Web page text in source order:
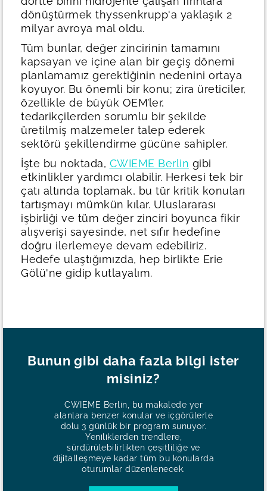
dönüştürmek thyssenkrupp'a yaklaşık 2
milyar avroya mal oldu.
Tüm bunlar, değer zincirinin tamamını
kapsayan ve içine alan bir geçiş dönemi
planlamamız gerektiğinin nedenini ortaya
koyuyor. Bu önemli bir konu; zira üreticiler,
özellikle de büyük OEM’ler,
tedarikçilerden sorumlu bir şekilde
üretilmiş malzemeler talep ederek
sektörü şekillendirme gücüne sahipler.
İşte bu noktada, CWIEME Berlin gibi
etkinlikler yardımcı olabilir. Herkesi tek bir
çatı altında toplamak, bu tür kritik konuları
tartışmayı mümkün kılar. Uluslararası
işbirliği ve tüm değer zinciri boyunca fikir
alışverişi sayesinde, net sıfır hedefine
doğru ilerlemeye devam edebiliriz.
Hedefe ulaştığımızda, hep birlikte Erie
Gölü'ne gidip kutlayalım.
Bunun gibi daha fazla bilgi ister
misiniz?
CWIEME Berlin, bu makalede yer
alanlara benzer konular ve içgörülerle
dolu 3 günlük bir program sunuyor.
Yeniliklerden trendlere,
sürdürülebilirlikten çeşitliliğe ve
dijitalleşmeye kadar tüm bu konularda
oturumlar düzenlenecek.